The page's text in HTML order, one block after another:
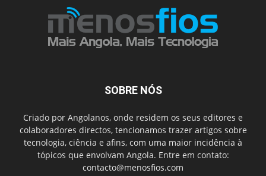
SOBRE NÓS
Criado por Angolanos, onde residem os seus editores e
colaboradores directos, tencionamos trazer artigos sobre
tecnologia, ciência e afins, com uma maior incidência à
tópicos que envolvam Angola. Entre em contato:
contacto@menosfios.com